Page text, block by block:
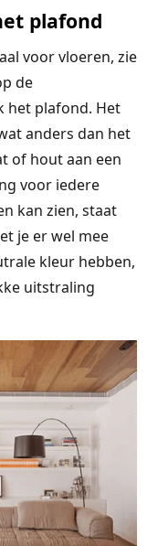
plafond
voor vloeren, zie
de
het plafond. Het
anders dan het
of hout aan een
voor iedere
kan zien, staat
je er wel mee
kleur hebben,
uitstraling